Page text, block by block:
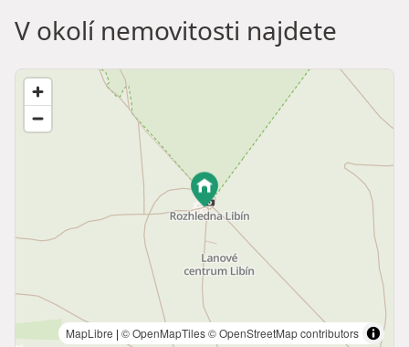
V okolí nemovitosti najdete
MapLibre | © OpenMapTiles© OpenStreetMap contributors